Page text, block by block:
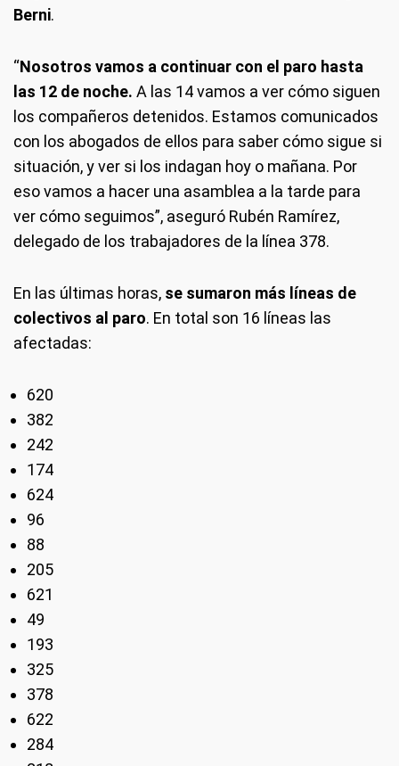
Berni.
“Nosotros vamos a continuar con el paro hasta
las 12 de noche. A las 14 vamos a ver cómo siguen
los compañeros detenidos. Estamos comunicados
con los abogados de ellos para saber cómo sigue si
situación, y ver si los indagan hoy o mañana. Por
eso vamos a hacer una asamblea a la tarde para
ver cómo seguimos”, aseguró Rubén Ramírez,
delegado de los trabajadores de la línea 378.
En las últimas horas, se sumaron más líneas de
colectivos al paro. En total son 16 líneas las
afectadas:
620
382
242
174
624
96
88
205
621
49
193
325
378
622
284